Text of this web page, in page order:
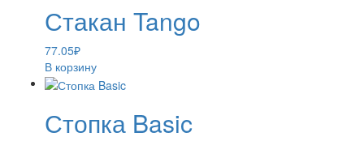
Стакан Tango
77.05₽
В корзину
Стопка Basic